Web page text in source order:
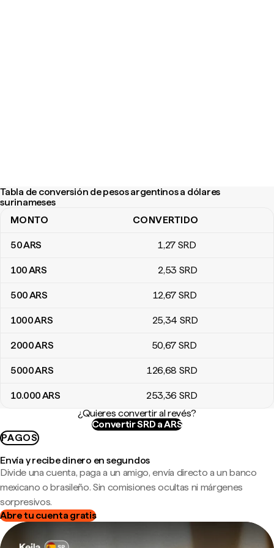
Tabla de conversión de pesos argentinos a dólares
surinameses
Tabla de conversión de pesos argentinos a dólares surinameses
MONTO CONVERTIDO
50ARS 1,27 SRD
100ARS 2,53 SRD
500ARS 12,67 SRD
1000ARS 25,34 SRD
2000ARS 50,67 SRD
5000ARS 126,68 SRD
10.000ARS 253,36 SRD
¿Quieres convertir al revés?
Convertir SRD a ARS
PAGOS
Envía y recibe dinero en segundos
Divide una cuenta, paga a un amigo, envía directo a un banco
mexicano o brasileño. Sin comisiones ocultas ni márgenes
sorpresivos.
Abre tu cuenta gratis